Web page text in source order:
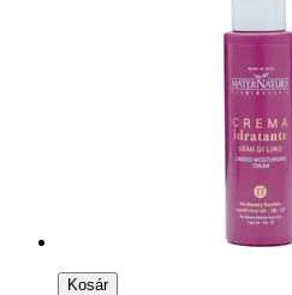
Kosár